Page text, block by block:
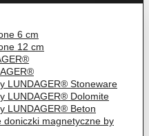
6 cm
12 cm
LUNDAGER® Stoneware
LUNDAGER® Dolomite
LUNDAGER® Beton
doniczki magnetyczne by